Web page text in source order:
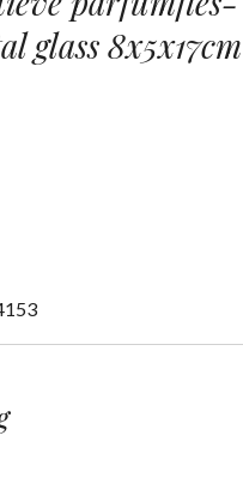
glass 8x5x17cm